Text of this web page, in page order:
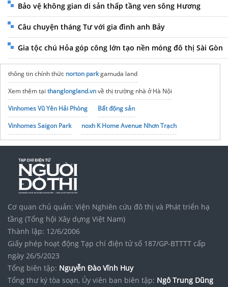
Bảo vệ không gian di sản thấp tầng ven sông Hương
Câu chuyện tháng Tư với gia đình anh Bảy
Gia tộc chú Hỏa góp công lớn tạo nền móng đô thị Sài Gòn
thông tin chính thức norton parkgamuda land
Xem thêm tại thanglongland.vnvề thị trường nhà ở Hà Nội
Vinhomes Vũ Yên Hải Phòng
Bất động sản
Vinhomes Saigon Park
noxh K Home Avenue Nhơn Trạch
Tập đoàn Bcons Group
dự án t&t city millennia
Cơ quan chủ quản: Viện Nghiên cứu đô thị và Phát triển hạ
tầng (Tổng hội Xây dựng Việt Nam)
Thành lập: 12/6/2006
Giấy phép hoạt động Tạp chí điện tử số 187/GP-BTTTT cấp
ngày 26/5/2023
Tổng biên tập: Nguyễn Đào Vĩnh Huy
Tổng thư ký tòa soạn, Ủy viên ban biên tập: Ngô Trung Dũng